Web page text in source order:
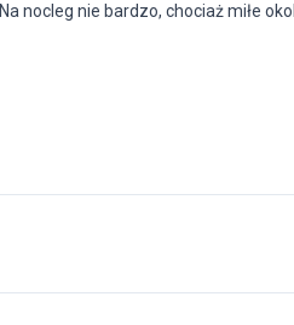
nocleg nie bardzo, chociaż miłe